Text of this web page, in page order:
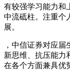
有较强学习能力和
中流砥柱。注重个
展。
，中信证券对应
新思维、抗压能力
在各个方面兼具优